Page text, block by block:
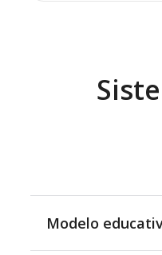
Modelo